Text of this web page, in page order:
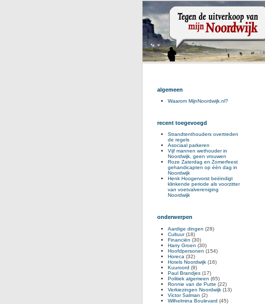
algemeen
Waarom MijnNoordwijk.nl?
recent toegevoegd
Strandtenthouders overtreden
de regels
Asociaal parkeren
Vijf mannen wethouder in
Noordwijk, geen vrouwen
Roze Zaterdag en Zomerfeest
gehandicapten op één dag in
Noordwijk
Henk Hoogervorst beëindigt
klinkende periode als voorzitter
van voetvalvereniging
Noordwijk
onderwerpen
Aardige dingen (28)
Cultuur(18)
Financiën (30)
Harry Groen (30)
Hoofdpersonen (154)
Horeca (32)
Hotels Noordwijk (16)
Kuuroord (9)
Paul Brandjes (17)
Politiek algemeen (65)
Ronnie van de Putte (22)
Verkiezingen Noordwijk (13)
Victor Salman (2)
Wilhelmina Boulevard (45)